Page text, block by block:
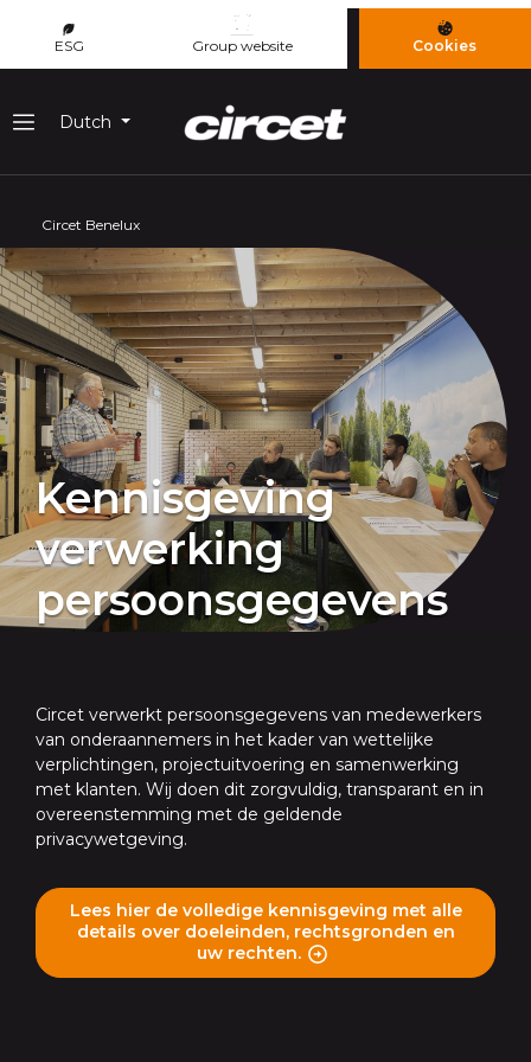
ESG Group website Cookies
Menu
Dutch
Circet Benelux
Kennisgeving
verwerking
persoonsgegevens
Circet verwerkt persoonsgegevens van medewerkers
van onderaannemers in het kader van wettelijke
verplichtingen, projectuitvoering en samenwerking
met klanten. Wij doen dit zorgvuldig, transparant en in
overeenstemming met de geldende
privacywetgeving.
Lees hier de volledige kennisgeving met alle
details over doeleinden, rechtsgronden en
uw rechten.